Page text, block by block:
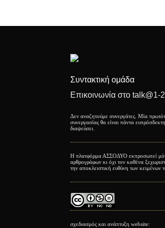
Συντακτική ομάδα
Επικοινωνία στο talk@1-
Δεν αναζητούμε συνεργάτες. Μία
συνεργασίας θα είναι πάντα
διαψεύσει.
Η πλατφόρμα ΑΣΣΟΔΥΟ εκπροσωπεί
αρθρογράφων κι όχι τον καθένα
την αποκλειστική ευθύνη των κειμένων
σχεδιασμός και ανάπτυξη website: